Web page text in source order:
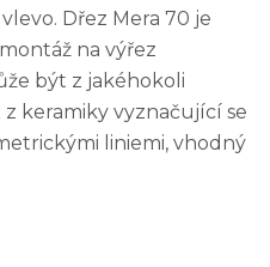
Dřez Mera 70 je
na výřez
být z jakéhokoli
keramiky vyznačující se
liniemi, vhodný